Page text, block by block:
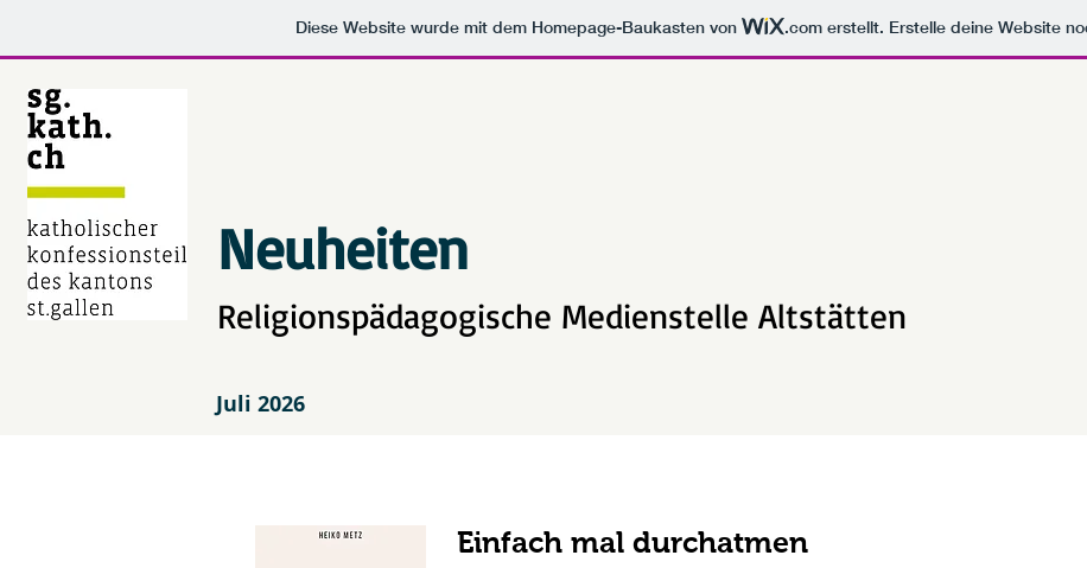
Diese Website wurde mit dem Homepage-Baukasten von .com erstellt. Erstelle deine Website
Neuheiten
Religionspädagogische Medienstelle Altstätten
Juli 2026
Einfach mal durchatmen